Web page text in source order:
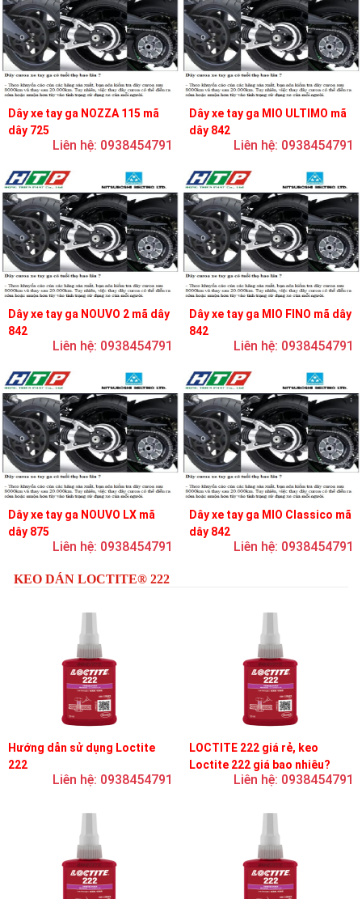
Dây xe tay ga NOZZA 115 mã
dây 725
Liên hệ: 0938454791
Dây xe tay ga MIO ULTIMO mã
dây 842
Liên hệ: 0938454791
Dây xe tay ga NOUVO 2 mã dây
842
Liên hệ: 0938454791
Dây xe tay ga MIO FINO mã dây
842
Liên hệ: 0938454791
Dây xe tay ga NOUVO LX mã
dây 875
Liên hệ: 0938454791
Dây xe tay ga MIO Classico mã
dây 842
Liên hệ: 0938454791
KEO DÁN LOCTITE® 222
Hướng dẫn sử dụng Loctite
222
Liên hệ: 0938454791
LOCTITE 222 giá rẻ, keo
Loctite 222 giá bao nhiêu?
Liên hệ: 0938454791